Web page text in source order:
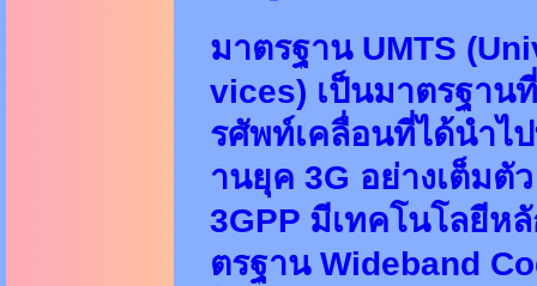
มาตรฐาน UMTS
vices) เป็นมาตรฐาน
รศัพท์เคลื่อนที่ได้นำไ
านยุค 3G อย่างเต็ม
3GPP มีเทคโนโลยีห
ตรฐาน Wideband